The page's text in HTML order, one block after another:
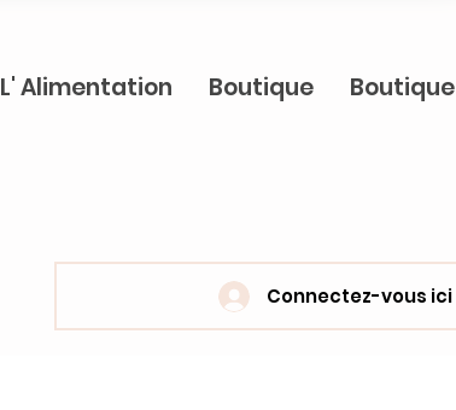
L' Alimentation Boutique Boutique
Connectez-vous ici